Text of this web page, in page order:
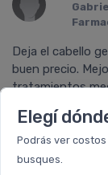
Elegí
Podrás ver
busques.
Deja el cabello
buen precio.
tratamientos